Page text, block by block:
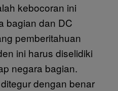
kebocoran ini
bagian dan DC
pemberitahuan
ini harus diselidiki
negara bagian.
dengan benar